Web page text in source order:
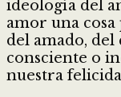
ideología del
amor una
del amado, del
consciente o
nuestra